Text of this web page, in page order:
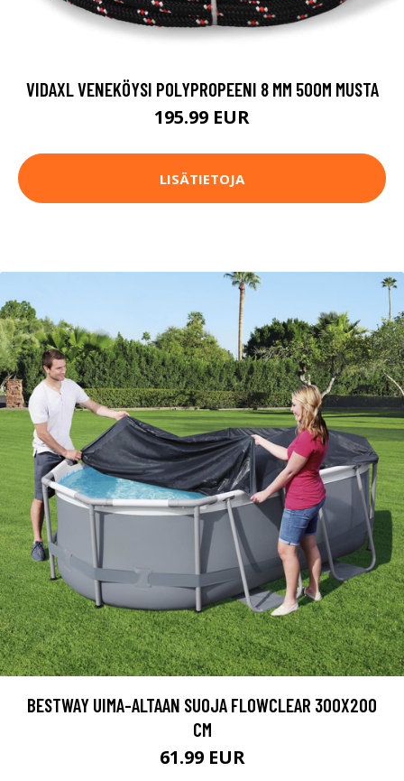
VIDAXL VENEKÖYSI POLYPROPEENI 8 MM 500M MUSTA
195.99 EUR
LISÄTIETOJA
BESTWAY UIMA-ALTAAN SUOJA FLOWCLEAR 300X200
CM
61.99 EUR